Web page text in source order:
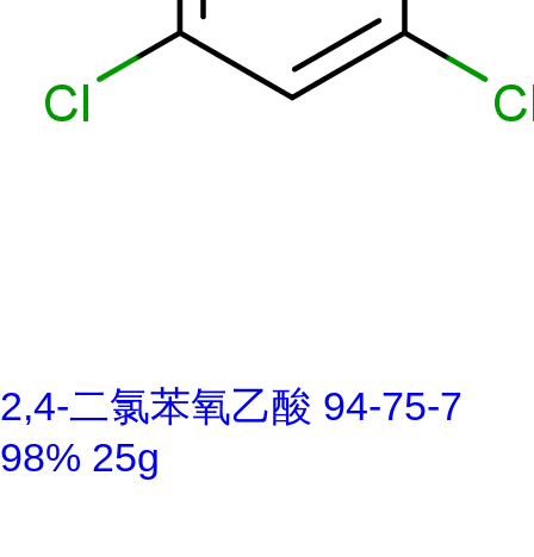
2,4-二氯苯氧乙酸 94-75-7
98% 25g